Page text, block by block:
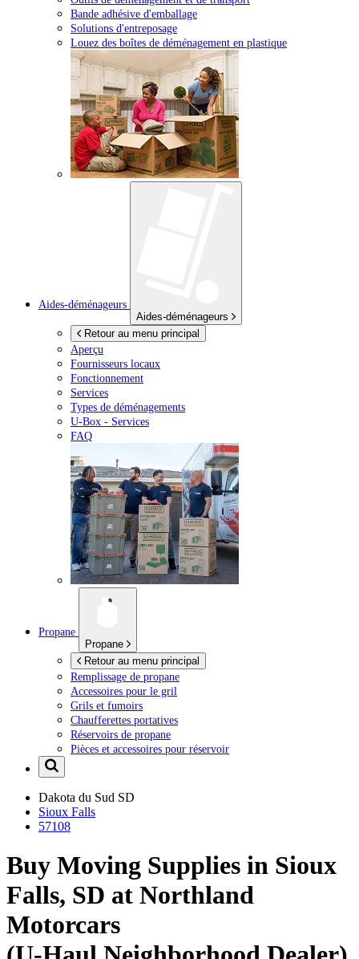
Bande adhésive d'emballage
Solutions d'entreposage
Louez des boîtes de déménagement en plastique
Aides-déménageurs
Aides-déménageurs
Retour au menu principal
Aperçu
Fournisseurs locaux
Fonctionnement
Services
Types de déménagements
U-Box - Services
FAQ
Propane
Propane
Retour au menu principal
Remplissage de propane
Accessoires pour le gril
Grils et fumoirs
Chaufferettes portatives
Réservoirs de propane
Pièces et accessoires pour réservoir
Dakota du Sud SD
Sioux Falls
57108
Buy Moving Supplies in Sioux
Falls, SD at Northland
Motorcars